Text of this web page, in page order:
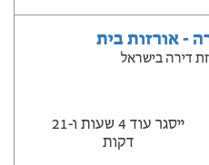
- אורזות בית
דירה בישראל
ייסגר עוד 4 שעות ‫ו-21
דקות